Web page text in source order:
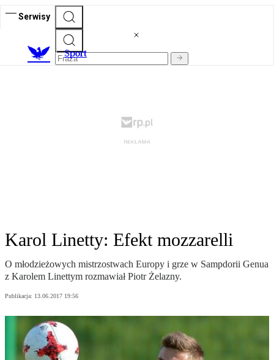
Serwisy
Sport
Karol Linetty: Efekt mozzarelli
O młodzieżowych mistrzostwach Europy i grze w Sampdorii Genua
z Karolem Linettym rozmawiał Piotr Żelazny.
Publikacja: 13.06.2017 19:56